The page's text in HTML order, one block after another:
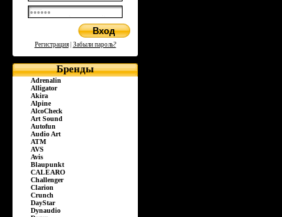
Регистрация| Забыли пароль?
Бренды
Adrenalin
Alligator
Akira
Alpine
AlcoCheck
Art Sound
Autofun
Audio Art
ATM
AVS
Avis
Blaupunkt
CALEARO
Challenger
Clarion
Crunch
DayStar
Dynaudio